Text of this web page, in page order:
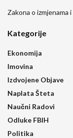
Zakona o izmjenama
Kategorije
Ekonomija
Imovina
Izdvojene Objave
Naplata Šteta
Naučni Radovi
Odluke FBIH
Politika